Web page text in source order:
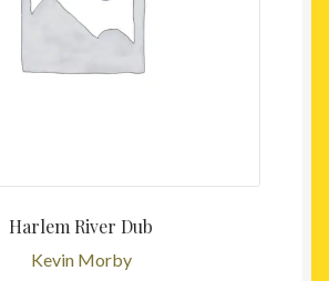
Harlem River Dub
Kevin Morby